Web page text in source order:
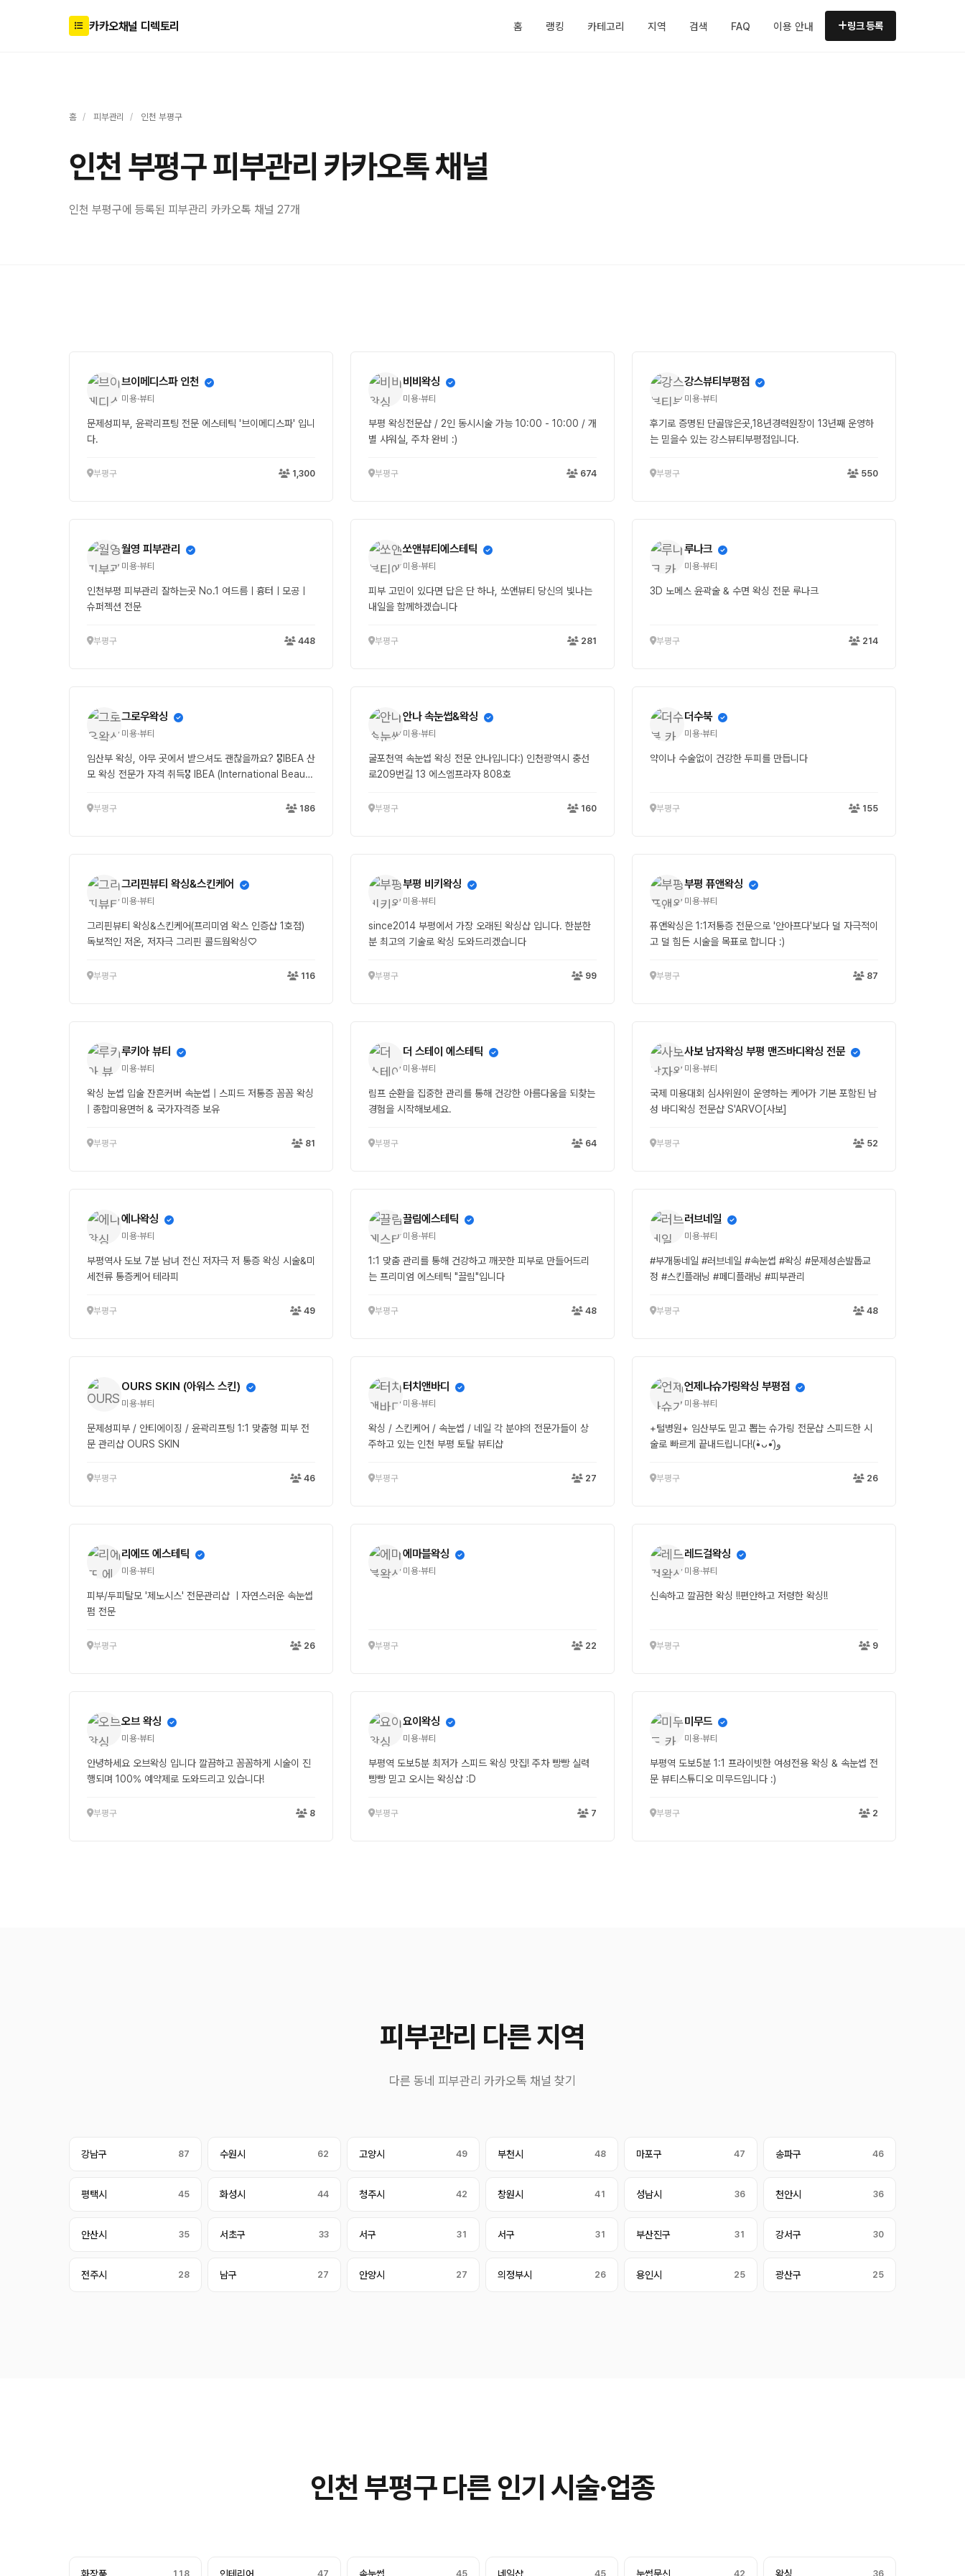
카카오채널 디렉토리 홈 랭킹 카테고리 지역 검색 FAQ 이용 안내 링크 등록
홈 / 피부관리 / 인천 부평구
인천 부평구 피부관리 카카오톡 채널
인천 부평구에 등록된 피부관리 카카오톡 채널 27개
브이메디스파 인천
미용·뷰티
문제성피부, 윤곽리프팅 전문 에스테틱 '브이메디스파' 입니
다.
부평구 1,300
비비왁싱
미용·뷰티
부평 왁싱전문샵 / 2인 동시시술 가능 10:00 - 10:00 / 개
별 샤워실, 주차 완비 :)
부평구 674
강스뷰티부평점
미용·뷰티
후기로 증명된 단골많은곳,18년경력원장이 13년째 운영하
는 믿을수 있는 강스뷰티부평점입니다.
부평구 550
월영 피부관리
미용·뷰티
인천부평 피부관리 잘하는곳 No.1 여드름ㅣ흉터ㅣ모공ㅣ
슈퍼젝션 전문
부평구 448
쏘앤뷰티에스테틱
미용·뷰티
피부 고민이 있다면 답은 단 하나, 쏘앤뷰티 당신의 빛나는
내일을 함께하겠습니다
부평구 281
루나크
미용·뷰티
3D 노메스 윤곽술 & 수면 왁싱 전문 루나크
부평구 214
그로우왁싱
미용·뷰티
임산부 왁싱, 아무 곳에서 받으셔도 괜찮을까요? 🎖️IBEA 산
모 왁싱 전문가 자격 취득🎖️ IBEA (International Beauty
왁싱 해부생리학 이론 과정 수료 그로우는 단순한 시술이
다. 편안함과 안정감을 가장 먼저 생각하는 그로우 임산부
맞춤 왁싱, 믿고 맡길 수 있는 이유 보여드릴게요 🤍
5분 · 부평구청 도보 10분 임산부 · 여성 맞춤 왁싱 전문샵
[ 𝙋𝙍𝙀𝙉𝘼𝙏𝘼𝙇 𝘾𝘼𝙍𝙀 ] • 임산부 브라질리언 왁싱 • 임
•
부평구 186
안나 속눈썹&왁싱
미용·뷰티
굴포천역 속눈썹 왁싱 전문 안나입니다:) 인천광역시 충선
로209번길 13 에스엠프라자 808호
부평구 160
더수북
미용·뷰티
약이나 수술없이 건강한 두피를 만듭니다
부평구 155
그리핀뷰티 왁싱&스킨케어
미용·뷰티
그리핀뷰티 왁싱&스킨케어(프리미엄 왁스 인증샵 1호점)
독보적인 저온, 저자극 그리핀 콜드웜왁싱♡
부평구 116
부평 비키왁싱
미용·뷰티
since2014 부평에서 가장 오래된 왁싱샵 입니다. 한분한
분 최고의 기술로 왁싱 도와드리겠습니다
부평구 99
부평 퓨앤왁싱
미용·뷰티
퓨앤왁싱은 1:1저통증 전문으로 '안아프다'보다 덜 자극적이
고 덜 힘든 시술을 목표로 합니다 :)
부평구 87
루키아 뷰티
미용·뷰티
왁싱 눈썹 입술 잔흔커버 속눈썹 | 스피드 저통증 꼼꼼 왁싱
| 종합미용면허 & 국가자격증 보유
부평구 81
더 스테이 에스테틱
미용·뷰티
림프 순환을 집중한 관리를 통해 건강한 아름다움을 되찾는
경험을 시작해보세요.
부평구 64
사보 남자왁싱 부평 맨즈바디왁싱 전문
미용·뷰티
국제 미용대회 심사위원이 운영하는 케어가 기본 포함된 남
성 바디왁싱 전문샵 S'ARVO[사보]
부평구 52
에나왁싱
미용·뷰티
부평역사 도보 7분 남녀 전신 저자극 저 통증 왁싱 시술&미
세전류 통증케어 테라피
부평구 49
끌림에스테틱
미용·뷰티
1:1 맞춤 관리를 통해 건강하고 깨끗한 피부로 만들어드리
는 프리미엄 에스테틱 "끌림"입니다
부평구 48
러브네일
미용·뷰티
#부개동네일 #러브네일 #속눈썹 #왁싱 #문제성손발톱교
정 #스킨플래닝 #페디플래닝 #피부관리
부평구 48
OURS SKIN (아워스 스킨)
미용·뷰티
문제성피부 / 안티에이징 / 윤곽리프팅 1:1 맞춤형 피부 전
문 관리샵 OURS SKIN
부평구 46
터치앤바디
미용·뷰티
왁싱 / 스킨케어 / 속눈썹 / 네일 각 분야의 전문가들이 상
주하고 있는 인천 부평 토탈 뷰티샵
부평구 27
언제나슈가링왁싱 부평점
미용·뷰티
+털병원+ 임산부도 믿고 뽑는 슈가링 전문샵 스피드한 시
술로 빠르게 끝내드립니다!(•̀ᴗ•́)و
부평구 26
리에뜨 에스테틱
미용·뷰티
피부/두피탈모 '제노시스' 전문관리샵 ㅣ자연스러운 속눈썹
펌 전문
부평구 26
에마블왁싱
미용·뷰티
부평구 22
레드걸왁싱
미용·뷰티
신속하고 깔끔한 왁싱 !!편안하고 저령한 왁싱!!
부평구 9
오브 왁싱
미용·뷰티
안녕하세요 오브왁싱 입니다 깔끔하고 꼼꼼하게 시술이 진
행되며 100% 예약제로 도와드리고 있습니다!
부평구 8
요이왁싱
미용·뷰티
부평역 도보5분 최저가 스피드 왁싱 맛집! 주차 빵빵 실력
빵빵 믿고 오시는 왁싱샵 :D
부평구 7
미무드
미용·뷰티
부평역 도보5분 1:1 프라이빗한 여성전용 왁싱 & 속눈썹 전
문 뷰티스튜디오 미무드입니다 :)
부평구 2
피부관리 다른 지역
다른 동네 피부관리 카카오톡 채널 찾기
강남구 87 수원시 62 고양시 49 부천시 48 마포구 47 송파구 46
평택시 45 화성시 44 청주시 42 창원시 41 성남시 36 천안시 36
안산시 35 서초구 33 서구 31 서구 31 부산진구 31 강서구 30
전주시 28 남구 27 안양시 27 의정부시 26 용인시 25 광산구 25
인천 부평구 다른 인기 시술·업종
118 47 45 45 42 36